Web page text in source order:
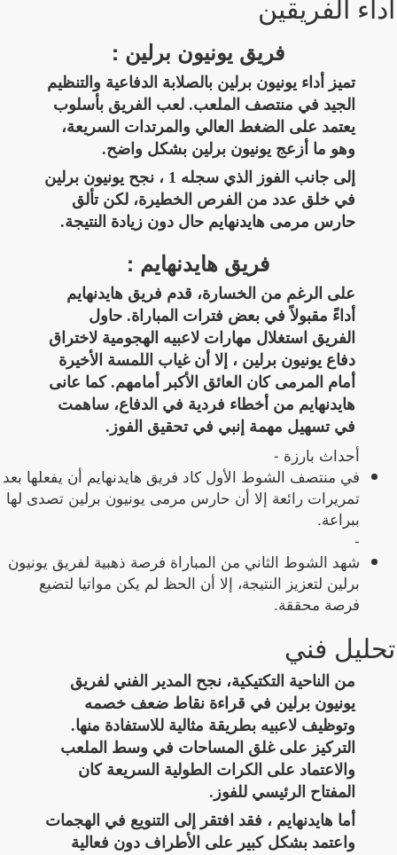
أداء الفريقين
فريق يونيون برلين :
تميز أداء يونيون برلين بالصلابة الدفاعية والتنظيم
الجيد في منتصف الملعب. لعب الفريق بأسلوب
يعتمد على الضغط العالي والمرتدات السريعة،
وهو ما أزعج يونيون برلين بشكل واضح.
إلى جانب الفوز الذي سجله 1 ، نجح يونيون برلين
في خلق عدد من الفرص الخطيرة، لكن تألق
حارس مرمى هايدنهايم حال دون زيادة النتيجة.
فريق هايدنهايم :
على الرغم من الخسارة، قدم فريق هايدنهايم
أداءً مقبولاً في بعض فترات المباراة. حاول
الفريق استغلال مهارات لاعبيه الهجومية لاختراق
دفاع يونيون برلين ، إلا أن غياب اللمسة الأخيرة
أمام المرمى كان العائق الأكبر أمامهم. كما عانى
هايدنهايم من أخطاء فردية في الدفاع، ساهمت
في تسهيل مهمة إنبي في تحقيق الفوز.
أحداث بارزة -
في منتصف الشوط الأول كاد فريق هايدنهايم أن يفعلها بعد
تمريرات رائعة إلا أن حارس مرمى يونيون برلين تصدى لها
ببراعة.
-
شهد الشوط الثاني من المباراة فرصة ذهبية لفريق يونيون
برلين لتعزيز النتيجة، إلا أن الحظ لم يكن مواتيا لتضيع
فرصة محققة.
تحليل فني
من الناحية التكتيكية، نجح المدير الفني لفريق
يونيون برلين في قراءة نقاط ضعف خصمه
وتوظيف لاعبيه بطريقة مثالية للاستفادة منها.
التركيز على غلق المساحات في وسط الملعب
والاعتماد على الكرات الطولية السريعة كان
المفتاح الرئيسي للفوز.
أما هايدنهايم ، فقد افتقر إلى التنويع في الهجمات
واعتمد بشكل كبير على الأطراف دون فعالية